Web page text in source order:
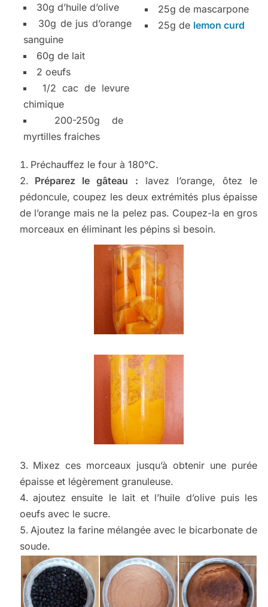
30g d’huile d’olive
30g de jus d’orange
sanguine
60g de lait
2 oeufs
1/2 cac de levure
chimique
200-250g de
myrtilles fraiches
25g de mascarpone
25g de lemon curd
Préchauffez le four à 180°C.
Préparez le gâteau : lavez l’orange, ôtez le
pédoncule, coupez les deux extrémités plus épaisse
de l’orange mais ne la pelez pas. Coupez-la en gros
morceaux en éliminant les pépins si besoin.
Mixez ces morceaux jusqu’à obtenir une purée
épaisse et légèrement granuleuse.
ajoutez ensuite le lait et l’huile d’olive puis les
oeufs avec le sucre.
Ajoutez la farine mélangée avec le bicarbonate de
soude.